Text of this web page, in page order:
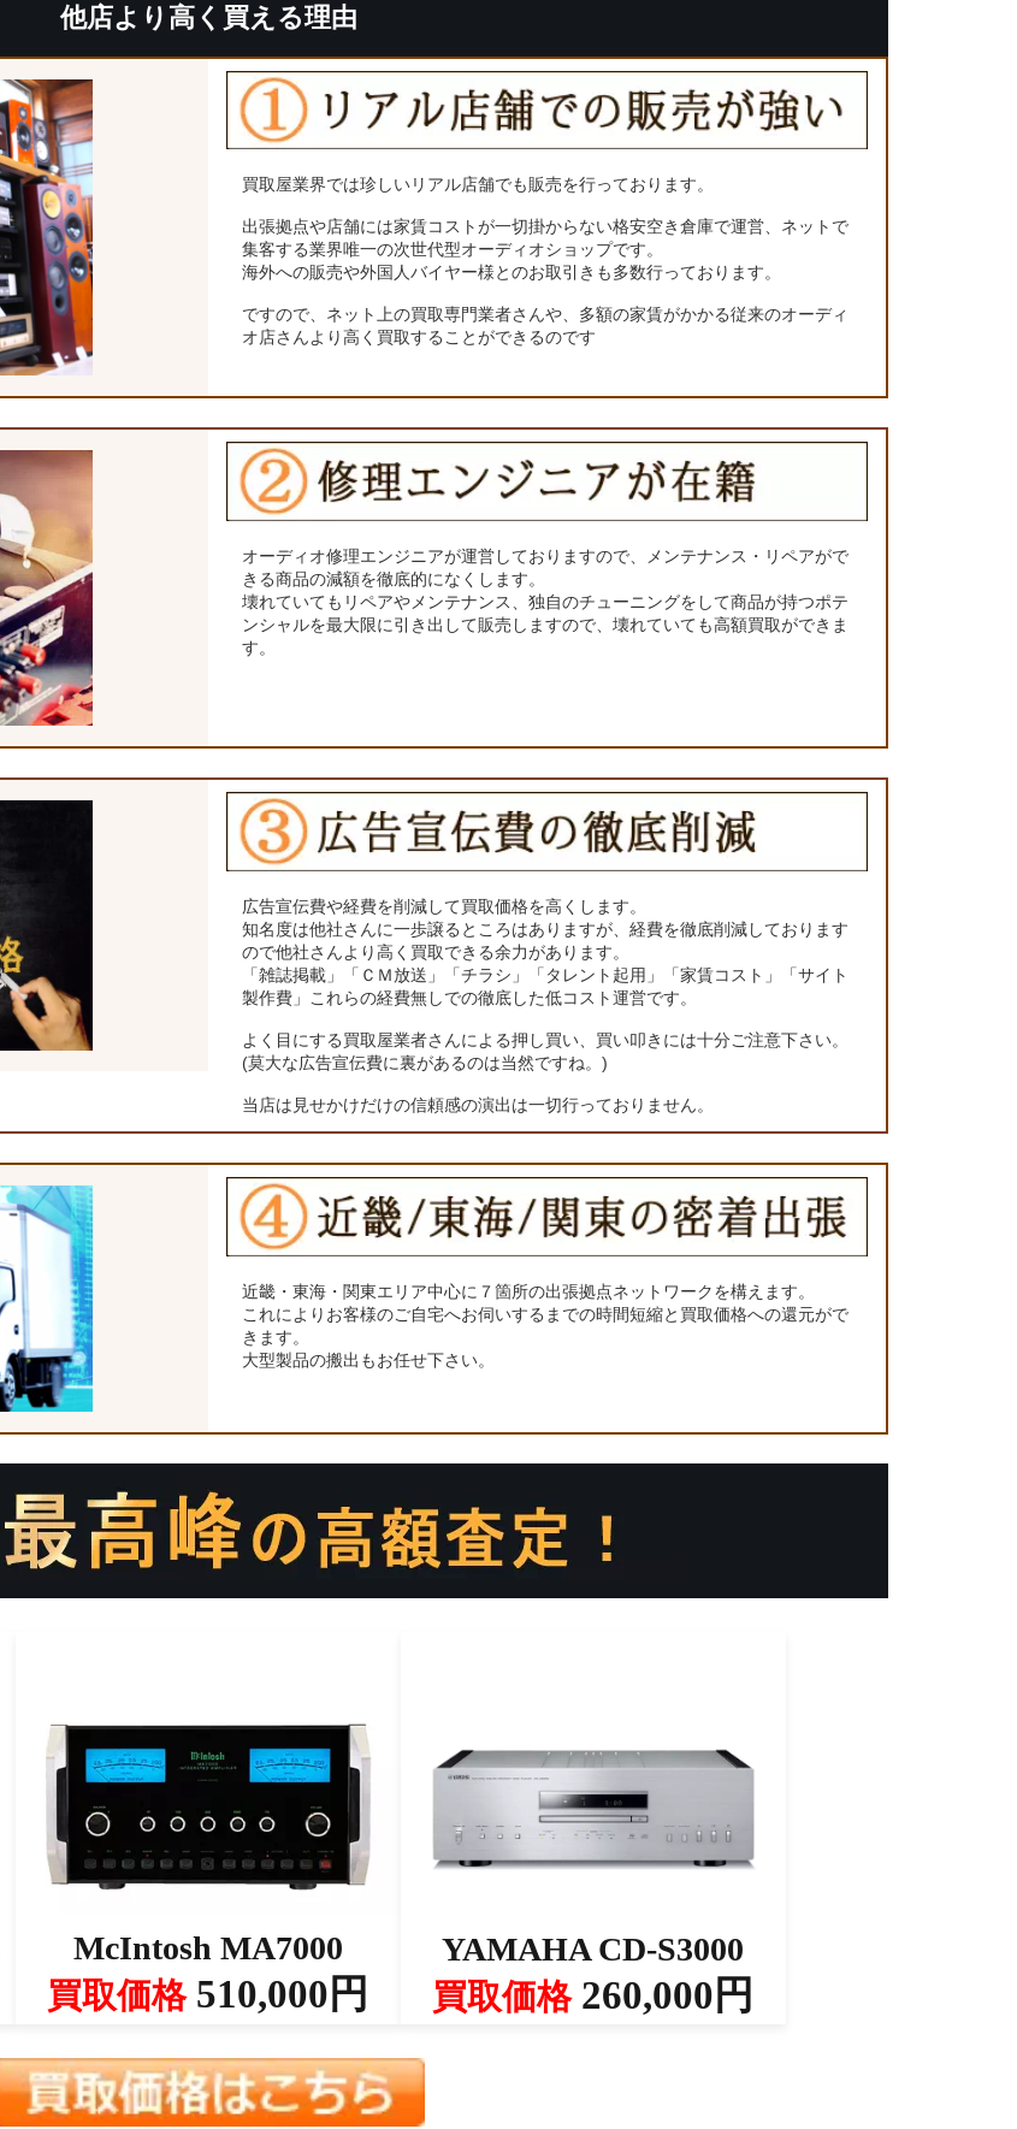
他店より高く買える理由
買取屋業界では珍しいリアル店舗でも販売を行っております。
出張拠点や店舗には家賃コストが一切掛からない格安空き倉庫で運営、ネットで
集客する業界唯一の次世代型オーディオショップです。
海外への販売や外国人バイヤー様とのお取引きも多数行っております。
ですので、ネット上の買取専門業者さんや、多額の家賃がかかる従来のオーディ
オ店さんより高く買取することができるのです
オーディオ修理エンジニアが運営しておりますので、メンテナンス・リペアがで
きる商品の減額を徹底的になくします。
壊れていてもリペアやメンテナンス、独自のチューニングをして商品が持つポテ
ンシャルを最大限に引き出して販売しますので、壊れていても高額買取ができま
す。
広告宣伝費や経費を削減して買取価格を高くします。
知名度は他社さんに一歩譲るところはありますが、経費を徹底削減しております
ので他社さんより高く買取できる余力があります。
「雑誌掲載」「ＣＭ放送」「チラシ」「タレント起用」「家賃コスト」「サイト
製作費」これらの経費無しでの徹底した低コスト運営です。
よく目にする買取屋業者さんによる押し買い、買い叩きには十分ご注意下さい。
(莫大な広告宣伝費に裏があるのは当然ですね。)
当店は見せかけだけの信頼感の演出は一切行っておりません。
近畿・東海・関東エリア中心に７箇所の出張拠点ネットワークを構えます。
これによりお客様のご自宅へお伺いするまでの時間短縮と買取価格への還元がで
きます。
大型製品の搬出もお任せ下さい。
McIntosh MA7000
買取価格510,000円
YAMAHA CD-S3000
買取価格260,000円